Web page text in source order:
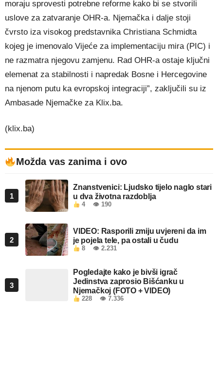
moraju sprovesti potrebne reforme kako bi se stvorili
uslove za zatvaranje OHR-a. Njemačka i dalje stoji
čvrsto iza visokog predstavnika Christiana Schmidta
kojeg je imenovalo Vijeće za implementaciju mira (PIC) i
ne razmatra njegovu zamjenu. Rad OHR-a ostaje ključni
elemenat za stabilnosti i napredak Bosne i Hercegovine
na njenom putu ka evropskoj integraciji”, zaključili su iz
Ambasade Njemačke za Klix.ba.
(klix.ba)
Možda vas zanima i ovo
1
Znanstvenici: Ljudsko tijelo naglo stari
u dva životna razdoblja
4 👁 190
2
VIDEO: Rasporili zmiju uvjereni da im
je pojela tele, pa ostali u čudu
8 👁 2.231
3
Pogledajte kako je bivši igrač
Jedinstva zaprosio Bišćanku u
Njemačkoj (FOTO + VIDEO)
228 👁 7.336